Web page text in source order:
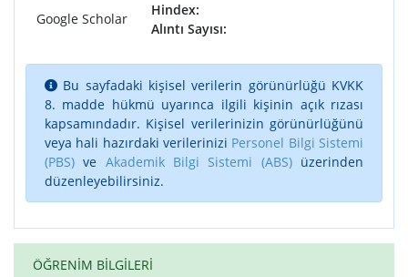
Google Scholar
Hindex:
Alıntı Sayısı:
Bu sayfadaki kişisel verilerin görünürlüğü KVKK
8. madde hükmü uyarınca ilgili kişinin açık rızası
kapsamındadır. Kişisel verilerinizin görünürlüğünü
veya hali hazırdaki verilerinizi Personel Bilgi Sistemi
(PBS) ve Akademik Bilgi Sistemi (ABS)üzerinden
düzenleyebilirsiniz.
ÖĞRENİM BİLGİLERİ